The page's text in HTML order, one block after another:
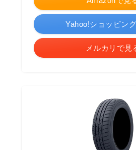
Yahoo!ショッピン
メルカリで見